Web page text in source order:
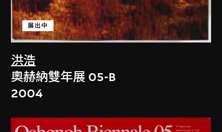
洪浩
展出中
奧赫納雙年展 05-B
2004